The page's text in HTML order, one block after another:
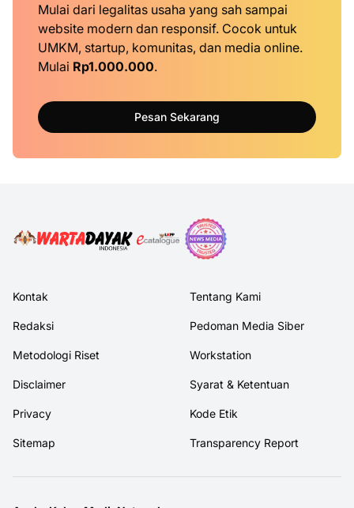
Mulai dari legalitas usaha yang sah sampai
website modern dan responsif. Cocok untuk
UMKM, startup, komunitas, dan media online.
Mulai Rp1.000.000.
Pesan Sekarang
Kontak Tentang Kami
Redaksi Pedoman Media Siber
Metodologi Riset Workstation
Disclaimer Syarat & Ketentuan
Privacy Kode Etik
Sitemap Transparency Report